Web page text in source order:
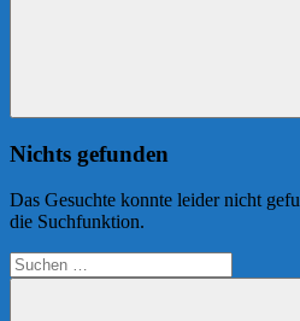
Nichts gefunden
Das Gesuchte konnte leider nicht
die Suchfunktion.
Suchen
nach: